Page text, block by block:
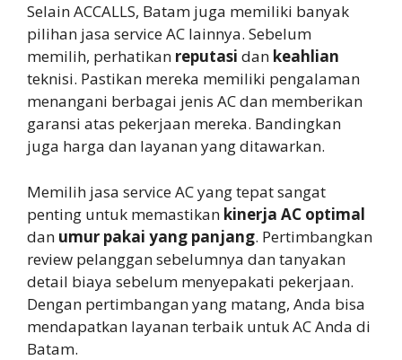
Selain ACCALLS, Batam juga memiliki banyak
pilihan jasa service AC lainnya. Sebelum
memilih, perhatikan reputasi dan keahlian
teknisi. Pastikan mereka memiliki pengalaman
menangani berbagai jenis AC dan memberikan
garansi atas pekerjaan mereka. Bandingkan
juga harga dan layanan yang ditawarkan.
Memilih jasa service AC yang tepat sangat
penting untuk memastikan kinerja AC optimal
dan umur pakai yang panjang. Pertimbangkan
review pelanggan sebelumnya dan tanyakan
detail biaya sebelum menyepakati pekerjaan.
Dengan pertimbangan yang matang, Anda bisa
mendapatkan layanan terbaik untuk AC Anda di
Batam.